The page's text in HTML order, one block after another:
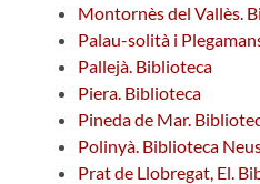
Montornès del Vallès.
Palau-solità i
Pallejà. Biblioteca
Piera. Biblioteca
Pineda de Mar.
Polinyà. Biblioteca
Prat de Llobregat, El.